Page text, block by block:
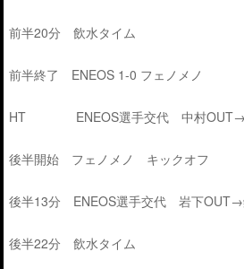
前半20分 飲水タイム
前半終了 ENEOS 1-0 フェノメノ
HT ENEOS選手交代 中村OUT→
後半開始 フェノメノ キックオフ
後半13分 ENEOS選手交代 岩下OUT→
後半22分 飲水タイム